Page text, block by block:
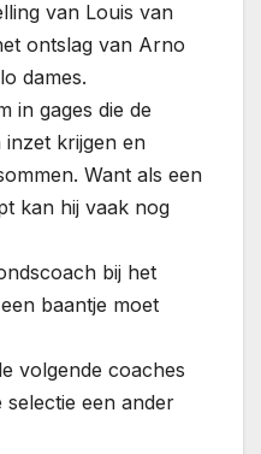
van Louis van
ontslag van Arno
dames.
in gages die de
krijgen en
Want als een
kan hij vaak nog
bij het
baantje moet
volgende coaches
een ander